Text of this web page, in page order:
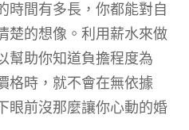
時間有多長，你都能對自
楚的想像。利用薪水來做
幫助你知道負擔程度為
格時，就不會在無依據
眼前沒那麼讓你心動的婚